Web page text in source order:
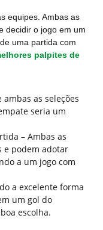
equipes. Ambas as
decidir o jogo em um
uma partida com
palpites de
ambas as seleções
seria um
– Ambas as
e podem adotar
a um jogo com
a excelente forma
um gol do
escolha.